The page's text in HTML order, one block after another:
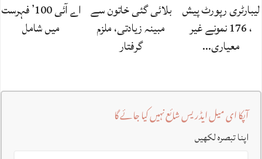
لیبارٹری رپورٹ پیش
، 176 نمونے غیر
معیاری…
بلائی گئی خاتون سے
مبینہ زیادتی، ملزم
گرفتار
اے آئی 100’ فہرست
میں شامل
آپکا ای میل ایڈریس شائع نہیں کیا جائے گا
اپنا تبصرہ لکھیں